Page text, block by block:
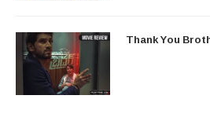
Thank You